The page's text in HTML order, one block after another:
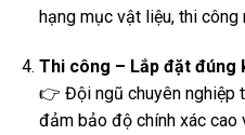
hạng mục vật liệu, thi công
Thi công – Lắp đặt đúng
👉 Đội ngũ chuyên nghiệp
đảm bảo độ chính xác cao